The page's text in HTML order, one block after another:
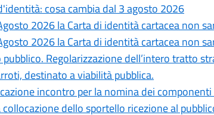
cosa cambia dal 3 agosto 2026
2026 la Carta di identità cartacea non
2026 la Carta di identità cartacea non
Regolarizzazione dell’intero tratto
destinato a viabilità pubblica.
incontro per la nomina dei
dello sportello ricezione al